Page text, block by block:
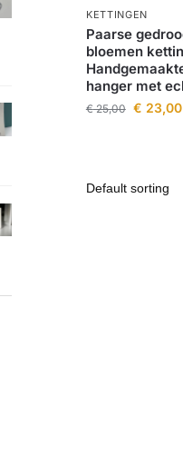
KETTINGEN
Paarse
bloemen
hanger met
€25,00 € 23,00